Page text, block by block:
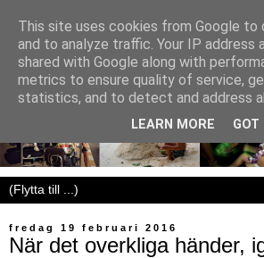
fredag 19 februari 2016
När det overkliga händer,
This site uses cookies from Google to
and to analyze traffic. Your IP address
shared with Google along with
metrics to ensure quality of service,
statistics, and to detect and address
LEARN MORE GOT